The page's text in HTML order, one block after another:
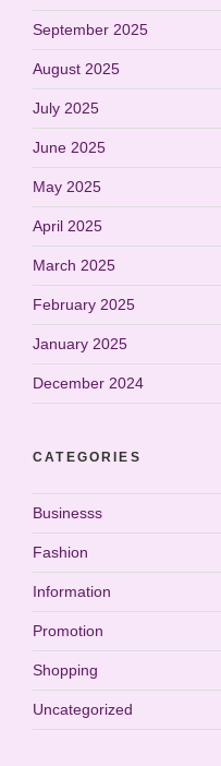
September 2025
August 2025
July 2025
June 2025
May 2025
April 2025
March 2025
February 2025
January 2025
December 2024
CATEGORIES
Businesss
Fashion
Information
Promotion
Shopping
Uncategorized